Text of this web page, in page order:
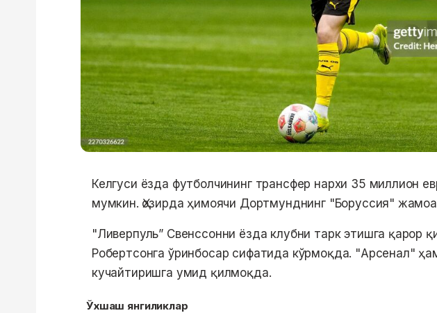
Келгуси ёзда футболчининг трансфер нархи 35 миллион
мумкин. Ҳозирда ҳимоячи Дортмунднинг "Боруссия"
"Ливерпуль” Свенссонни ёзда клубни тарк этишга қарор
Робертсонга ўринбосар сифатида кўрмоқда. "Арсенал"
кучайтиришга умид қилмоқда.
Ўхшаш янгиликлар